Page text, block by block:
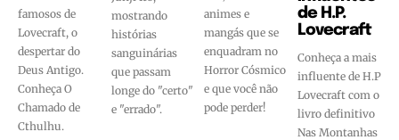
famosos de
Lovecraft, o
despertar do
Deus Antigo.
Conheça O
Chamado de
Cthulhu.
mostrando
histórias
sanguinárias
que passam
longe do "certo"
e "errado".
animes e
mangás que se
enquadram no
Horror Cósmico
e que você não
pode perder!
de H.P.
Lovecraft
Conheça a mais
influente de H.P
Lovecraft com o
livro definitivo
Nas Montanhas